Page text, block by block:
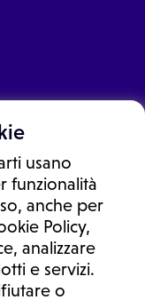
usano
funzionalità
anche per
Policy,
analizzare
e servizi.
o
un consulto medico.
un consulto, una
si devono considerare
per la formulazione di
o l'assunzione o
un medico di